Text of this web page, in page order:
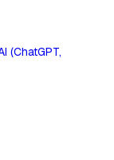
(ChatGPT,